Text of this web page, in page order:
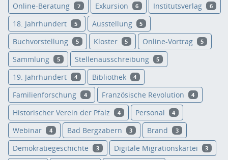
Online-Beratung 7 Exkursion 6 Institutsverlag 6
18. Jahrhundert 5 Ausstellung 5
Buchvorstellung 5 Kloster 5 Online-Vortrag 5
Sammlung 5 Stellenausschreibung 5
19. Jahrhundert 4 Bibliothek 4
Familienforschung 4 Französische Revolution 4
Historischer Verein der Pfalz 4 Personal 4
Webinar 4 Bad Bergzabern 3 Brand 3
Demokratiegeschichte 3 Digitale Migrationskartei 3